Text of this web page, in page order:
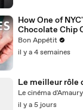
How One of
Chocolate Chip
Bon Appétit
il y a 4 semaines
Le meilleur rôle
Le cinéma d'Amaury
il y a 5 jours